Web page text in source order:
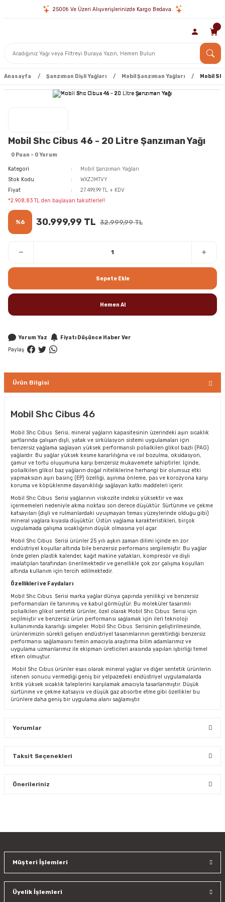
2500₺ Ve Üzeri Alışverişlerinizde Kargo Bedava.
Anasayfa Şanzıman Dişli Yağları Mobil Şanzıman Yağları Mobil
Mobil Shc Cibus 46 - 20 Litre Şanzıman Yağı
0 Puan - 0 Yorum
Kategori
Mobil Şanzıman Yağları
Stok Kodu
WXZJMTVY
Fiyat
27.499,99 TL + KDV
*2.908,83 TL den başlayan taksitlerle!!
%6 30.999,99 TL 32.999,99 TL
Sepete Ekle
Hemen Al
Yorum Yaz
Fiyatı Düşünce Haber Ver
Paylaş
Ürün Bilgisi
Mobil Shc Cibus 46
Mobil Shc Cıbus Serisi, mineral yağların kapasitesinin üzerindeki aşırı sıcaklık
şartlarında çalışan dişli, yatak ve sirkülasyon sistemi uygulamaları için
benzersiz yağlama sağlayan yüksek performanslı polialkilen glikol bazlı (PAG)
yağlardır. Bu yağlar yüksek kesme kararlılığına ve ısıl bozulma, oksidasyon,
çamur ve tortu oluşumuna karşı benzersiz mukavemete sahiptirler. İçinde,
polialkilen glikol baz yağların doğal niteliklerine herhangi bir olumsuz etki
yapmaksızın aşırı basınç (EP) özelliği, aşınma önleme, pas ve korozyona karşı
koruma ve köpüklenme dayanıklılığı sağlayan katkı maddeleri içerir.
Mobil Shc Cıbus Serisi yağlarının viskozite indeksi yüksektir ve wax
içermemeleri nedeniyle akma noktası son derece düşüktür. Sürtünme ve çekme
katsayıları (dişli ve rulmanlardaki uyuşmayan temas yüzeylerinde olduğu gibi)
mineral yağlara kıyasla düşüktür. Üstün yağlama karakteristikleri, birçok
uygulamada çalışma sıcaklığının düşük olmasına yol açar.
Mobil Shc Cıbus Serisi ürünler 25 yılı aşkın zaman dilimi içinde en zor
endüstriyel koşullar altında bile benzersiz performans sergilemiştir. Bu yağlar
önde gelen plastik kalender, kağıt makine yatakları, kompresör ve dişli
imalatçıları tarafından önerilmektedir ve genellikle çok zor çalışma koşulları
altında kullanım için tercih edilmektedir.
Özellikleri ve Faydaları
Mobil Shc Cıbus Serisi marka yağlar dünya çapında yenilikçi ve benzersiz
performansları ile tanınmış ve kabul görmüştür. Bu moleküler tasarımlı
polialkilen glikol sentetik ürünler, özel olarak Mobil Shc Cıbus Serisi için
seçilmiştir ve benzersiz ürün performansı sağlamak için ileri teknoloji
kullanımında kararlığı simgeler. Mobil Shc Cıbus Serisinin geliştirilmesinde,
ürünlerimizin sürekli gelişen endüstriyel tasarımlarının gerektirdiği benzersiz
performansı sağlamasını temin amacıyla araştırma bilim adamlarımız ve
uygulama uzmanlarımız ile ekipman üreticileri arasında yapılan işbirliği temel
etken olmuştur.
Mobil Shc Cıbus ürünler esas olarak mineral yağlar ve diğer sentetik ürünlerin
istenen sonucu vermediği geniş bir yelpazedeki endüstriyel uygulamalarda
kritik yüksek sıcaklık taleplerini karşılamak amacıyla tasarlanmıştır. Düşük
sürtünme ve çekme katsayısı ve düşük gaz absorbe etme gibi özellikler bu
ürünlere daha geniş bir uygulama alanı sağlamıştır.
Yorumlar
Taksit Seçenekleri
Önerileriniz
Ürün resmi kalitesiz, bozuk veya görüntülenemiyor.
Ürün bilgilerinde hatalar bulunuyor.
Müşteri İşlemleri
Üyelik İşlemleri